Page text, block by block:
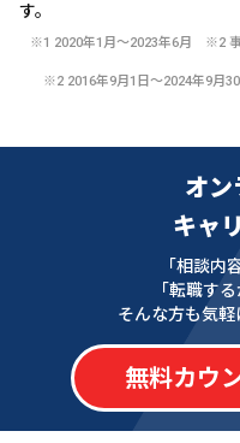
す。
※1 2020年1月〜2023年6月 ※2 事
※2 2016年9月1日〜2024年9月
オン
キャ
「相談内
「転職す
そんな方も気軽
無料カウ